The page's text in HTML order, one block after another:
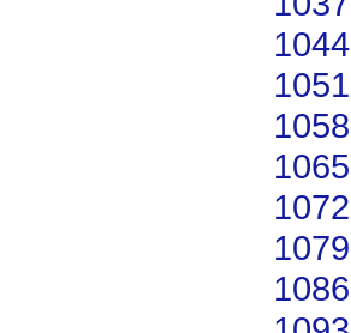
1044
1051
1058
1065
1072
1079
1086